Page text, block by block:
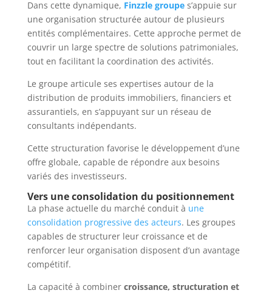
Dans cette dynamique, Finzzle groupes’appuie sur
une organisation structurée autour de plusieurs
entités complémentaires. Cette approche permet de
couvrir un large spectre de solutions patrimoniales,
tout en facilitant la coordination des activités.
Le groupe articule ses expertises autour de la
distribution de produits immobiliers, financiers et
assurantiels, en s’appuyant sur un réseau de
consultants indépendants.
Cette structuration favorise le développement d’une
offre globale, capable de répondre aux besoins
variés des investisseurs.
Vers une consolidation du positionnement
La phase actuelle du marché conduit à une
consolidation progressive des acteurs. Les groupes
capables de structurer leur croissance et de
renforcer leur organisation disposent d’un avantage
compétitif.
La capacité à combiner croissance, structuration et